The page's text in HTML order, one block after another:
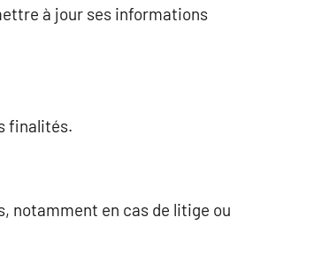
à jour ses informations
finalités.
notamment en cas de litige ou